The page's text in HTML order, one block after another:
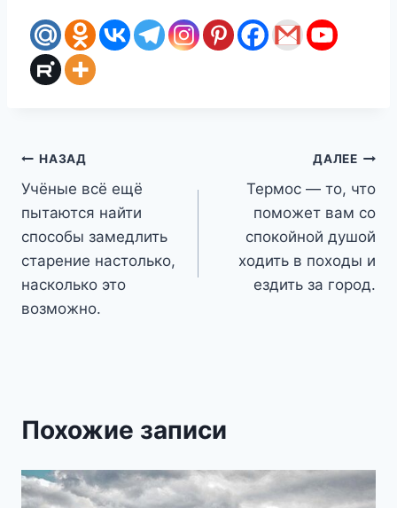
Навигация
по
записям
НАЗАД
Учёные всё ещё
пытаются найти
способы замедлить
старение настолько,
насколько это
возможно.
ДАЛЕЕ
Термос — то, что
поможет вам со
спокойной душой
ходить в походы и
ездить за город.
Похожие записи